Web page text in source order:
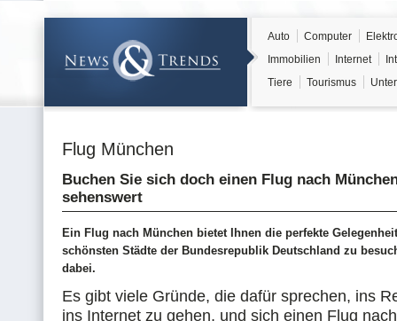
Auto Computer
Immobilien
Internet
Tiere
Tourismus
Flug München
Buchen Sie sich doch einen Flug nach
sehenswert
Ein Flug nach München bietet Ihnen die perfekte
schönsten Städte der Bundesrepublik Deutschland zu
dabei.
Es gibt viele Gründe, die dafür sprechen, ins
ins Internet zu gehen, und sich einen Flug